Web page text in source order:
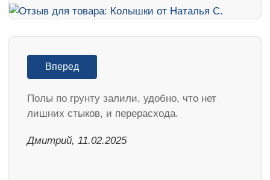
Вперед
Полы по грунту залили, удобно, что нет
лишних стыков, и перерасхода.
Дмитрий, 11.02.2025